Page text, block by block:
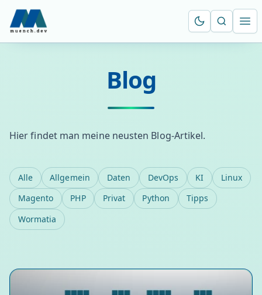
Suche
Blog
Hier findet man meine neusten Blog-Artikel.
Alle Allgemein Daten DevOps KI
Linux
Magento
PHP Privat Python
Tipps
Wormatia